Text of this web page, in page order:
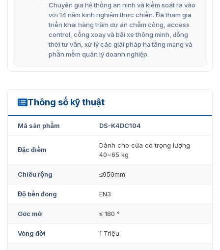
Đơn vị uy tín cung cấp tay co thủy lực
giữ cửa DS-K4DC104
Tay co thủy lực giữ cửa DS-K4DC104 hiện đang được
công ty
Vietnamsmart
phân phối chính hãng. Nhập trực
hậu mãi ” sau mua hàng, chế độ bảo hành, bảo trình 12
tôi qua: 093.6611.372
Chuyên gia hệ thống an ninh và kiểm soát ra vào
với 14 năm kinh nghiệm thực chiến. Đã tham gia
triển khai hàng trăm dự án chấm công, access
control, cổng xoay và bãi xe thông minh, đồng
thời tư vấn, xử lý các giải pháp hạ tầng mạng và
phần mềm quản lý doanh nghiệp.
Thông số kỹ thuật
DS-K4DC104
Mã sản phẩm DS-K4DC104
Đặc điểm
Dành cho cửa có trọng lượng
40~65 kg
Chiều rộng ≤950mm
Độ bền đóng EN3
Góc mở ≤ 180 °
Vòng đời 1 Triệu